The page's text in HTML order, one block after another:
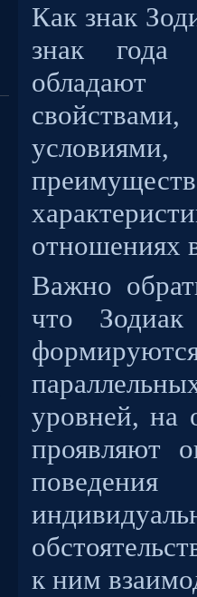
Как знак
знак года
обладают
отношениях
Важно
что
уровней, на
проявляют
к ним